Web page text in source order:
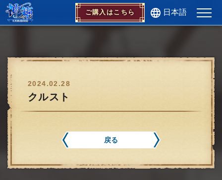
ご購入はこちら 日本語
2024.02.28
クルスト
戻る